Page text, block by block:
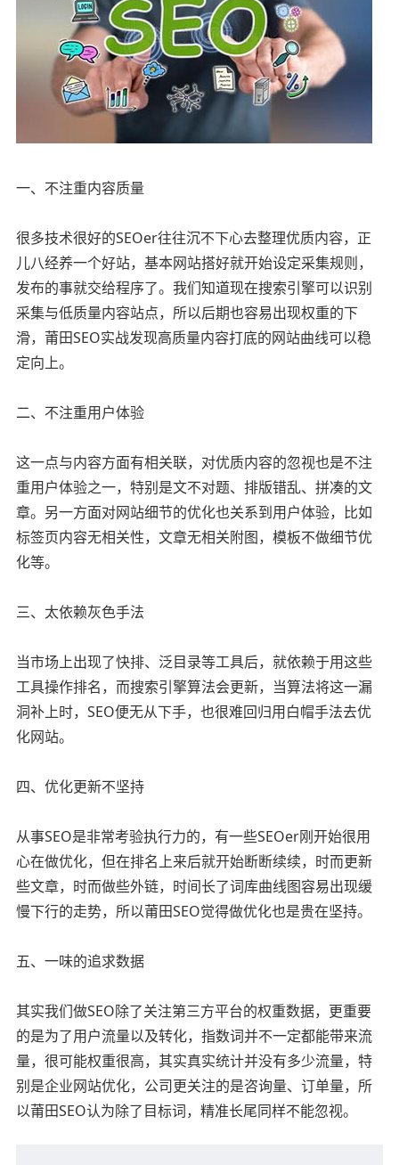
一、不注重内容质量
很多技术很好的SEOer往往沉不下心去整理优质内容，正
儿八经养一个好站，基本网站搭好就开始设定采集规则，
发布的事就交给程序了。我们知道现在搜索引擎可以识别
采集与低质量内容站点，所以后期也容易出现权重的下
滑，莆田SEO实战发现高质量内容打底的网站曲线可以稳
定向上。
二、不注重用户体验
这一点与内容方面有相关联，对优质内容的忽视也是不注
重用户体验之一，特别是文不对题、排版错乱、拼凑的文
章。另一方面对网站细节的优化也关系到用户体验，比如
标签页内容无相关性，文章无相关附图，模板不做细节优
化等。
三、太依赖灰色手法
当市场上出现了快排、泛目录等工具后，就依赖于用这些
工具操作排名，而搜索引擎算法会更新，当算法将这一漏
洞补上时，SEO便无从下手，也很难回归用白帽手法去优
化网站。
四、优化更新不坚持
从事SEO是非常考验执行力的，有一些SEOer刚开始很用
心在做优化，但在排名上来后就开始断断续续，时而更新
些文章，时而做些外链，时间长了词库曲线图容易出现缓
慢下行的走势，所以莆田SEO觉得做优化也是贵在坚持。
五、一味的追求数据
其实我们做SEO除了关注第三方平台的权重数据，更重要
的是为了用户流量以及转化，指数词并不一定都能带来流
量，很可能权重很高，其实真实统计并没有多少流量，特
别是企业网站优化，公司更关注的是咨询量、订单量，所
以莆田SEO认为除了目标词，精准长尾同样不能忽视。